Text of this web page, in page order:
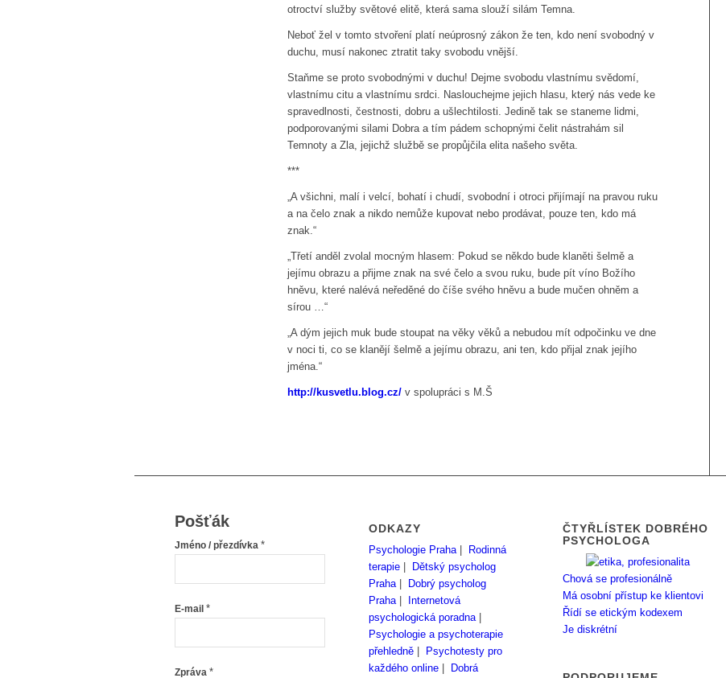
otroctví služby světové elitě, která sama slouží silám Temna.
Neboť žel v tomto stvoření platí neúprosný zákon že ten, kdo není svobodný v
duchu, musí nakonec ztratit taky svobodu vnější.
Staňme se proto svobodnými v duchu! Dejme svobodu vlastnímu svědomí,
vlastnímu citu a vlastnímu srdci. Naslouchejme jejich hlasu, který nás vede ke
spravedlnosti, čestnosti, dobru a ušlechtilosti. Jedině tak se staneme lidmi,
podporovanými silami Dobra a tím pádem schopnými čelit nástrahám sil
Temnoty a Zla, jejichž službě se propůjčila elita našeho světa.
***
„A všichni, malí i velcí, bohatí i chudí, svobodní i otroci přijímají na pravou ruku
a na čelo znak a nikdo nemůže kupovat nebo prodávat, pouze ten, kdo má
znak.“
„Třetí anděl zvolal mocným hlasem: Pokud se někdo bude klaněti šelmě a
jejímu obrazu a přijme znak na své čelo a svou ruku, bude pít víno Božího
hněvu, které nalévá neředěné do číše svého hněvu a bude mučen ohněm a
sírou …“
„A dým jejich muk bude stoupat na věky věků a nebudou mít odpočinku ve dne
v noci ti, co se klanějí šelmě a jejímu obrazu, ani ten, kdo přijal znak jejího
jména.“
http://kusvetlu.blog.cz/ v spolupráci s M.Š
Pošťák
Jméno / přezdívka *
E-mail *
Zpráva *
ODKAZY
Psychologie Praha | Rodinná
terapie | Dětský psycholog
Praha | Dobrý psycholog
Praha | Internetová
psychologická poradna |
Psychologie a psychoterapie
přehledně | Psychotesty pro
každého online | Dobrá
ČTYŘLÍSTEK DOBRÉHO
PSYCHOLOGA
Chová se profesionálně
Má osobní přístup ke klientovi
Řídí se etickým kodexem
Je diskrétní